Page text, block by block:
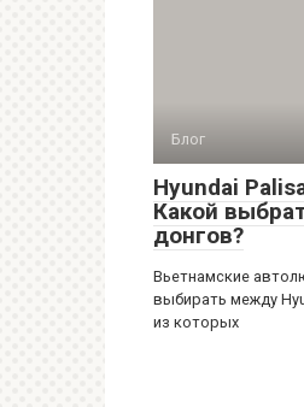
Блог
Hyundai
Какой
донгов?
Вьетнамские
выбирать между
из которых